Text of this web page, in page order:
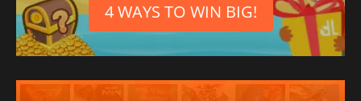
4 WAYS TO WIN BIG!